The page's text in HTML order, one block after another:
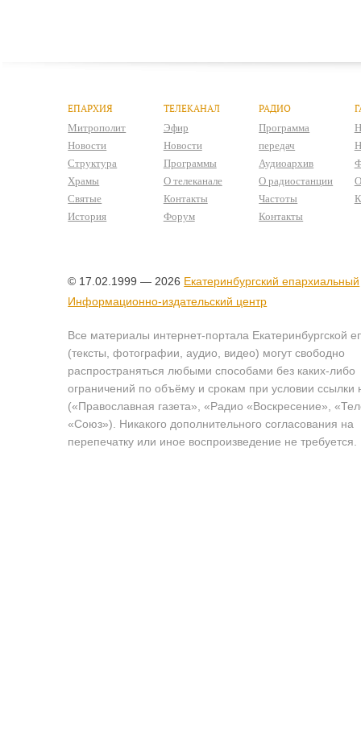
ЕПАРХИЯ
Митрополит
Новости
Структура
Храмы
Святые
История
ТЕЛЕКАНАЛ
Эфир
Новости
Программы
О телеканале
Контакты
Форум
РАДИО
Программа
передач
Аудиоархив
О радиостанции
Частоты
Контакты
© 17.02.1999 — 2026 Екатеринбургский епархиальный
Информационно-издательский центр
Все материалы интернет-портала Екатеринбургской
(тексты, фотографии, аудио, видео) могут свободно
распространяться любыми способами без каких-либо
ограничений по объёму и срокам при условии ссылки
(«Православная газета», «Радио «Воскресение»,
«Союз»). Никакого дополнительного согласования на
перепечатку или иное воспроизведение не требуется.